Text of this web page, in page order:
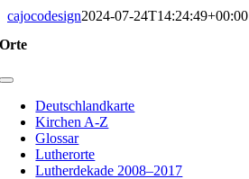
cajocodesign2024-07-24T14:24:49+00:00
Orte
Toggle
NavigationDeutschlandkarte
Kirchen A-Z
Glossar
Lutherorte
Lutherdekade 2008–2017